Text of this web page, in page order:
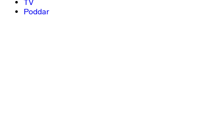
TV
Poddar